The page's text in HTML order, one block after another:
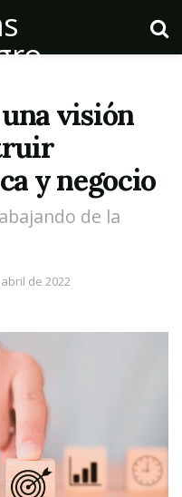
visión
y negocio
de la
de 2022